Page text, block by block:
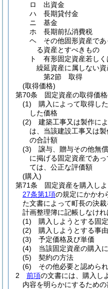
ロ
出資金
ハ
長期貸付金
ニ
基金
ホ
長期前払消費税
ヘ
その他固形資産で
る資産とすべきもの
ト
有形固定資産若し
繰延資産に属しない資
第2節
取得
(取得価格)
第70条
固定資産の取得価
(1)
購入によって取得し
した価格
(2)
建築工事又は製作に
は、当該建設工事又は
の合計額
(3)
譲与、贈与その他無
に掲げる固定資産であ
ては、公正な評価額
(購入)
第71条
固定資産を購入し
27条第1項の規定にかかわ
た文書によって町長の決
計画整理簿に記帳しなけれ
(1)
購入しようとする固
(2)
購入しようとする事由
(3)
予定価格及び単価
(4)
当該固定資産の購入
(5)
契約の方法
(6)
その他必要と認めら
2
前項の文書には、購入し
内容を明らかにするため